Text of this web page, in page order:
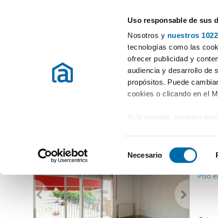
Uso responsable de sus
Nosotros y nuestros
tecnologías como las
ofrecer publicidad y
audiencia y desarrollo de
propósitos. Puede
cookies o clicando en el
Si lo permite, también
Identificar su
Obtenga más
preferencias en la
en la Declaración de
e
Necesario
Especialistas em apartamentos em arrendamento
Alugar apartamentos Tarragona Alugar Apartamentos
Alugar Apartamentos Vimbodi (0 imóveis)
Piso